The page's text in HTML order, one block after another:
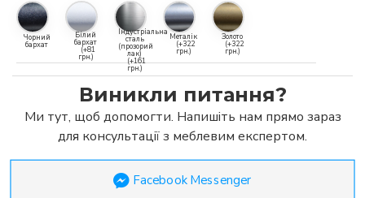
Чорний
бархат
Білий
бархат
(+81
грн.)
Індустріальна
сталь
(прозорий
лак)
(+161
грн.)
Металік
(+322
грн.)
Золото
(+322
грн.)
Виникли питання?
Ми тут, щоб допомогти. Напишіть нам прямо зараз
для консультації з меблевим експертом.
Facebook Messenger